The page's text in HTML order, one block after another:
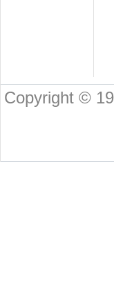
Copyright ©